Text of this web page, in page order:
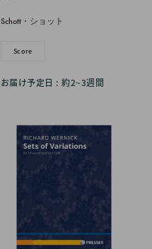
格
Schott・ショット
Score
お届け予定日 : 約2~3週間